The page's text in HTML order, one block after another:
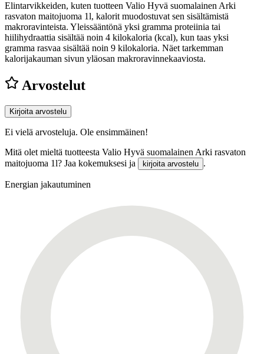
Elintarvikkeiden, kuten tuotteen Valio Hyvä suomalainen Arki
rasvaton maitojuoma 1l, kalorit muodostuvat sen sisältämistä
makroravinteista. Yleissääntönä yksi gramma proteiinia tai
hiilihydraattia sisältää noin 4 kilokaloria (kcal), kun taas yksi
gramma rasvaa sisältää noin 9 kilokaloria. Näet tarkemman
kalorijakauman sivun yläosan makroravinnekaaviosta.
Arvostelut
Kirjoita arvostelu
Ei vielä arvosteluja. Ole ensimmäinen!
Mitä olet mieltä tuotteesta Valio Hyvä suomalainen Arki rasvaton
maitojuoma 1l? Jaa kokemuksesi ja
kirjoita arvostelu .
Energian jakautuminen